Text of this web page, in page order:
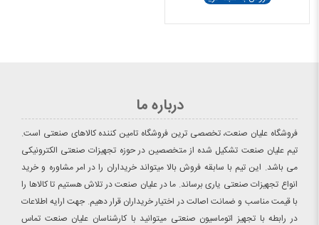
درباره ما
فروشگاه علیان صنعت، تخصصی ترین فروشگاه تامین کننده کالاهای صنعتی است.
تیم علیان صنعت تشکیل شده از متخصصین در حوزه تجهیزات صنعتی الکترونیکی
می باشد. این تیم با سابقه فروش بالا میتواند خریداران را در امر مشاوره و خرید
انواع تجهیزات صنعتی یاری برساند. ما در علیان صنعت در تلاش هستیم تا کالاها را
با قیمت مناسب و ضمانت اصالت در اختیار خریداران قرار دهیم. جهت ارایه اطلاعات
در رابطه با تجهیز اتوماسیون صنعتی میتوانید با کارشناسان علیان صنعت تماس